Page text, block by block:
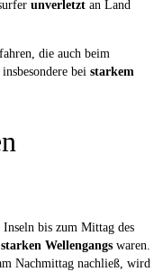
unverletzt an Land
die auch beim
bei starkem
bis zum Mittag des
Wellengangs waren.
Nachmittag nachließ, wird